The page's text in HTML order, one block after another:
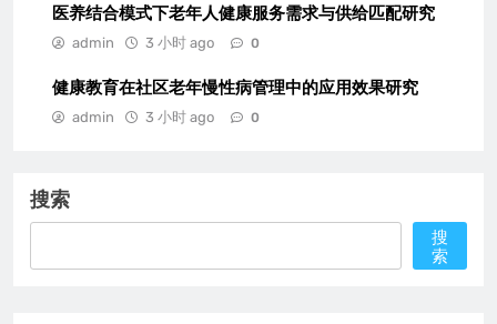
医养结合模式下老年人健康服务需求与供给匹配研究
admin 3 小时 ago 0
健康教育在社区老年慢性病管理中的应用效果研究
admin 3 小时 ago 0
搜索
搜
索